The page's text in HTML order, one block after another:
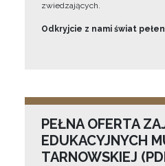
zwiedzających.
Odkryjcie z nami świat
PEŁNA OFERTA
EDUKACYJNYCH
TARNOWSKIEJ